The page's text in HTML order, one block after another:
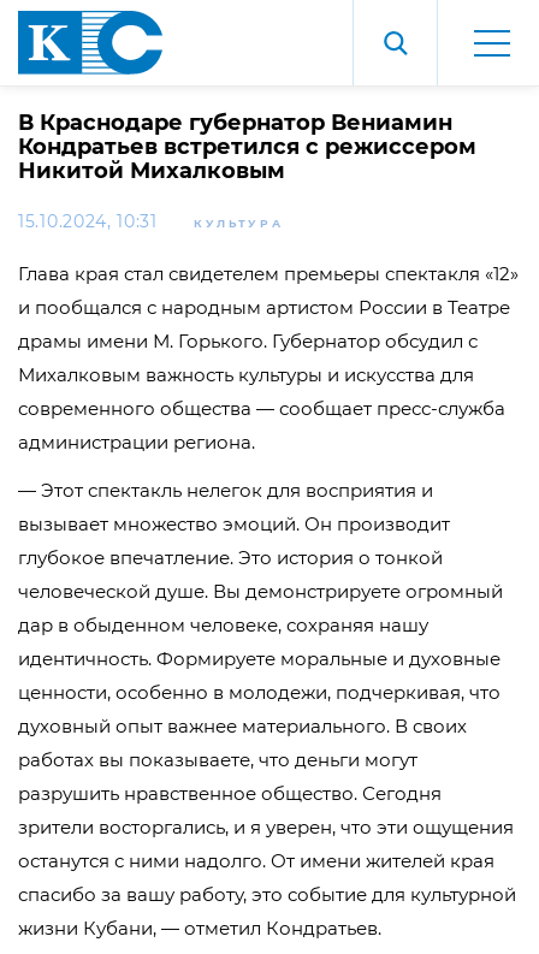
В Краснодаре губернатор Вениамин
Кондратьев встретился с режиссером
Никитой Михалковым
15.10.2024, 10:31 КУЛЬТУРА
Глава края стал свидетелем премьеры спектакля «12»
и пообщался с народным артистом России в Театре
драмы имени М. Горького. Губернатор обсудил с
Михалковым важность культуры и искусства для
современного общества — сообщает пресс-служба
администрации региона.
— Этот спектакль нелегок для восприятия и
вызывает множество эмоций. Он производит
глубокое впечатление. Это история о тонкой
человеческой душе. Вы демонстрируете огромный
дар в обыденном человеке, сохраняя нашу
идентичность. Формируете моральные и духовные
ценности, особенно в молодежи, подчеркивая, что
духовный опыт важнее материального. В своих
работах вы показываете, что деньги могут
разрушить нравственное общество. Сегодня
зрители восторгались, и я уверен, что эти ощущения
останутся с ними надолго. От имени жителей края
спасибо за вашу работу, это событие для культурной
жизни Кубани, — отметил Кондратьев.